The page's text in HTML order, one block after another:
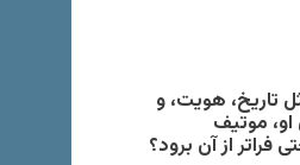
تاریخ، هویت، و
موتیف
فراتر از آن برود؟